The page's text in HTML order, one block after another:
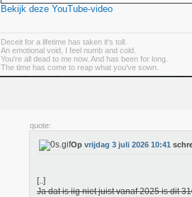
Bekijk deze YouTube-video
Deceit for a lifetime has taken it's toll.
An emotional void, I feel numb and cold.
You're all dead to me now. And has been for long.
The time has come to reap what you've sown.
quote:
Op vrijdag 3 juli 2026 10:41
[..]
Ja dat is iig niet juist vanaf 2025 is dit